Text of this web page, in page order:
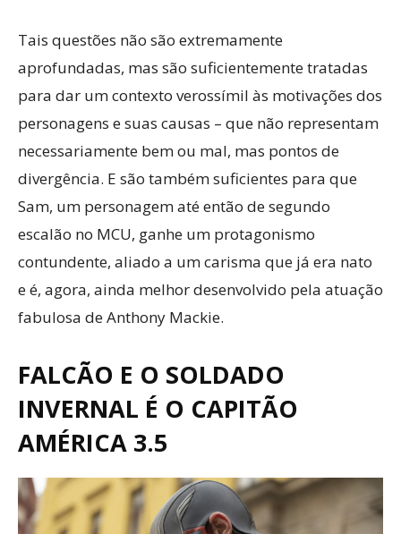
Tais questões não são extremamente
aprofundadas, mas são suficientemente tratadas
para dar um contexto verossímil às motivações dos
personagens e suas causas – que não representam
necessariamente bem ou mal, mas pontos de
divergência. E são também suficientes para que
Sam, um personagem até então de segundo
escalão no MCU, ganhe um protagonismo
contundente, aliado a um carisma que já era nato
e é, agora, ainda melhor desenvolvido pela atuação
fabulosa de Anthony Mackie.
FALCÃO E O SOLDADO
INVERNAL É O CAPITÃO
AMÉRICA 3.5